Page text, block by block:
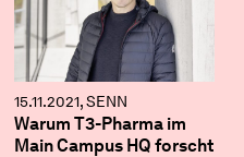
15.11.2021, SENN
Warum T3-Pharma im
Main Campus HQ forscht